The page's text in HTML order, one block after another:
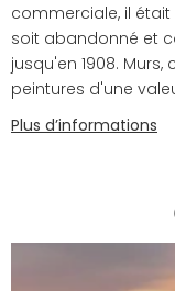
commerciale, il
soit abandonné et
jusqu'en 1908.
peintures d'une
Plus d’informations